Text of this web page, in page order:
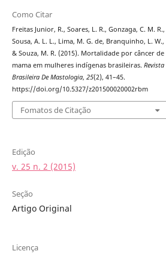
Como Citar
Freitas Junior, R., Soares, L. R., Gonzaga, C. M. R.,
Sousa, A. L. L., Lima, M. G. de, Branquinho, L. W.,
& Souza, M. R. (2015). Mortalidade por câncer de
mama em mulheres indígenas brasileiras.Revista
Brasileira De Mastologia,25(2), 41–45.
https://doi.org/10.5327/z201500020002rbm
Fomatos de Citação
Edição
v. 25 n. 2 (2015)
Seção
Artigo Original
Licença